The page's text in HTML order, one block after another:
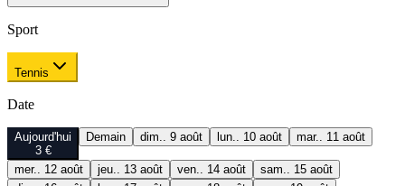
Sport
Tennis
Date
Aujourd'hui
3 €
Demain dim.. 9 août lun.. 10 août mar.. 11 août
mer.. 12 août jeu.. 13 août ven.. 14 août
sam.. 15 août